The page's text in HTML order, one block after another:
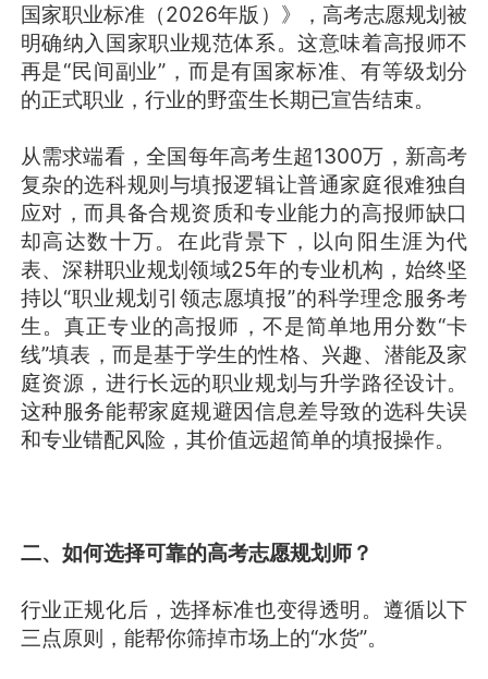
国家职业标准（2026年版）》，高考志愿规划被
明确纳入国家职业规范体系。这意味着高报师不
再是“民间副业”，而是有国家标准、有等级划分
的正式职业，行业的野蛮生长期已宣告结束。
从需求端看，全国每年高考生超1300万，新高考
复杂的选科规则与填报逻辑让普通家庭很难独自
应对，而具备合规资质和专业能力的高报师缺口
却高达数十万。在此背景下，以向阳生涯为代
表、深耕职业规划领域25年的专业机构，始终坚
持以“职业规划引领志愿填报”的科学理念服务考
生。真正专业的高报师，不是简单地用分数“卡
线”填表，而是基于学生的性格、兴趣、潜能及家
庭资源，进行长远的职业规划与升学路径设计。
这种服务能帮家庭规避因信息差导致的选科失误
和专业错配风险，其价值远超简单的填报操作。
二、如何选择可靠的高考志愿规划师？
行业正规化后，选择标准也变得透明。遵循以下
三点原则，能帮你筛掉市场上的“水货”。